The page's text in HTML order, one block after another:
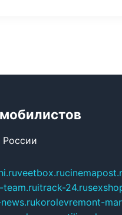
России
veetbox.ru
itrack-24.ru
korolevremont-